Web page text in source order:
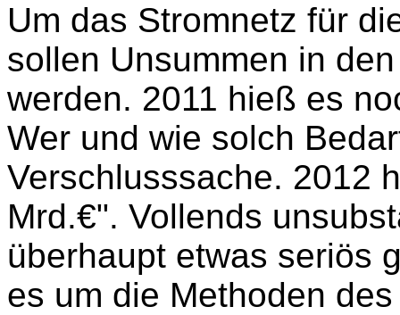
Um das Stromnetz für
sollen Unsummen in
werden. 2011 hieß es
Wer und wie solch
Verschlusssache. 2012
Mrd.€". Vollends
überhaupt etwas seriös
es um die Methoden